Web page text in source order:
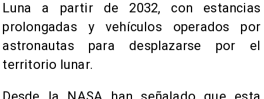
Luna a partir de 2032, con estancias
prolongadas y vehículos operados por
astronautas para desplazarse por el
territorio lunar.